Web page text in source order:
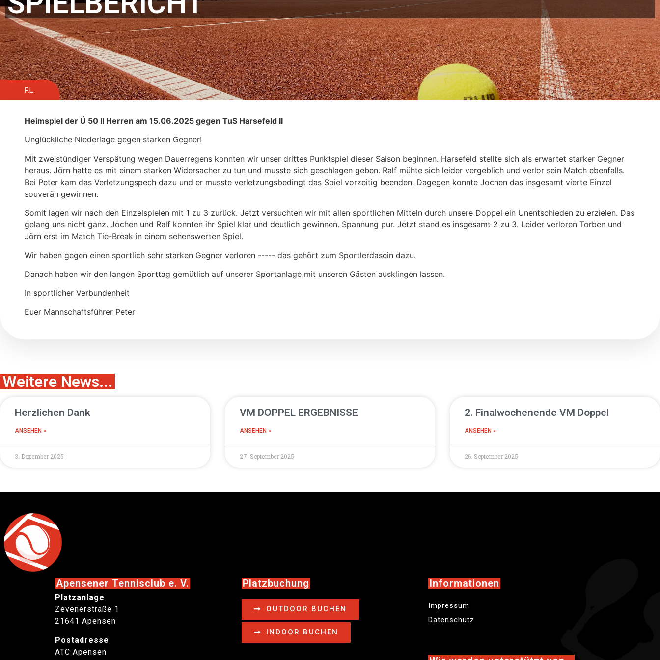
P.L.
Heimspiel der Ü 50 II Herren am 15.06.2025 gegen TuS Harsefeld II
Unglückliche Niederlage gegen starken Gegner!
Mit zweistündiger Verspätung wegen Dauerregens konnten wir unser drittes Punktspiel dieser Saison beginnen. Harsefeld stellte sich als erwartet starker Gegner
heraus. Jörn hatte es mit einem starken Widersacher zu tun und musste sich geschlagen geben. Ralf mühte sich leider vergeblich und verlor sein Match ebenfalls.
Bei Peter kam das Verletzungspech dazu und er musste verletzungsbedingt das Spiel vorzeitig beenden. Dagegen konnte Jochen das insgesamt vierte Einzel
souverän gewinnen.
Somit lagen wir nach den Einzelspielen mit 1 zu 3 zurück. Jetzt versuchten wir mit allen sportlichen Mitteln durch unsere Doppel ein Unentschieden zu erzielen. Das
gelang uns nicht ganz. Jochen und Ralf konnten ihr Spiel klar und deutlich gewinnen. Spannung pur. Jetzt stand es insgesamt 2 zu 3. Leider verloren Torben und
Jörn erst im Match Tie-Break in einem sehenswerten Spiel.
Wir haben gegen einen sportlich sehr starken Gegner verloren ----- das gehört zum Sportlerdasein dazu.
Danach haben wir den langen Sporttag gemütlich auf unserer Sportanlage mit unseren Gästen ausklingen lassen.
In sportlicher Verbundenheit
Euer Mannschaftsführer Peter
Weitere News...
Herzlichen Dank
ANSEHEN »
3. Dezember 2025
VM DOPPEL ERGEBNISSE
ANSEHEN »
27. September 2025
2. Finalwochenende VM Doppel
ANSEHEN »
26. September 2025
Apensener Tennisclub e. V.
Platzanlage
Zevenerstraße 1
21641 Apensen
Postadresse
ATC Apensen
Platzbuchung
OUTDOOR BUCHEN
INDOOR BUCHEN
Informationen
Impressum
Datenschutz